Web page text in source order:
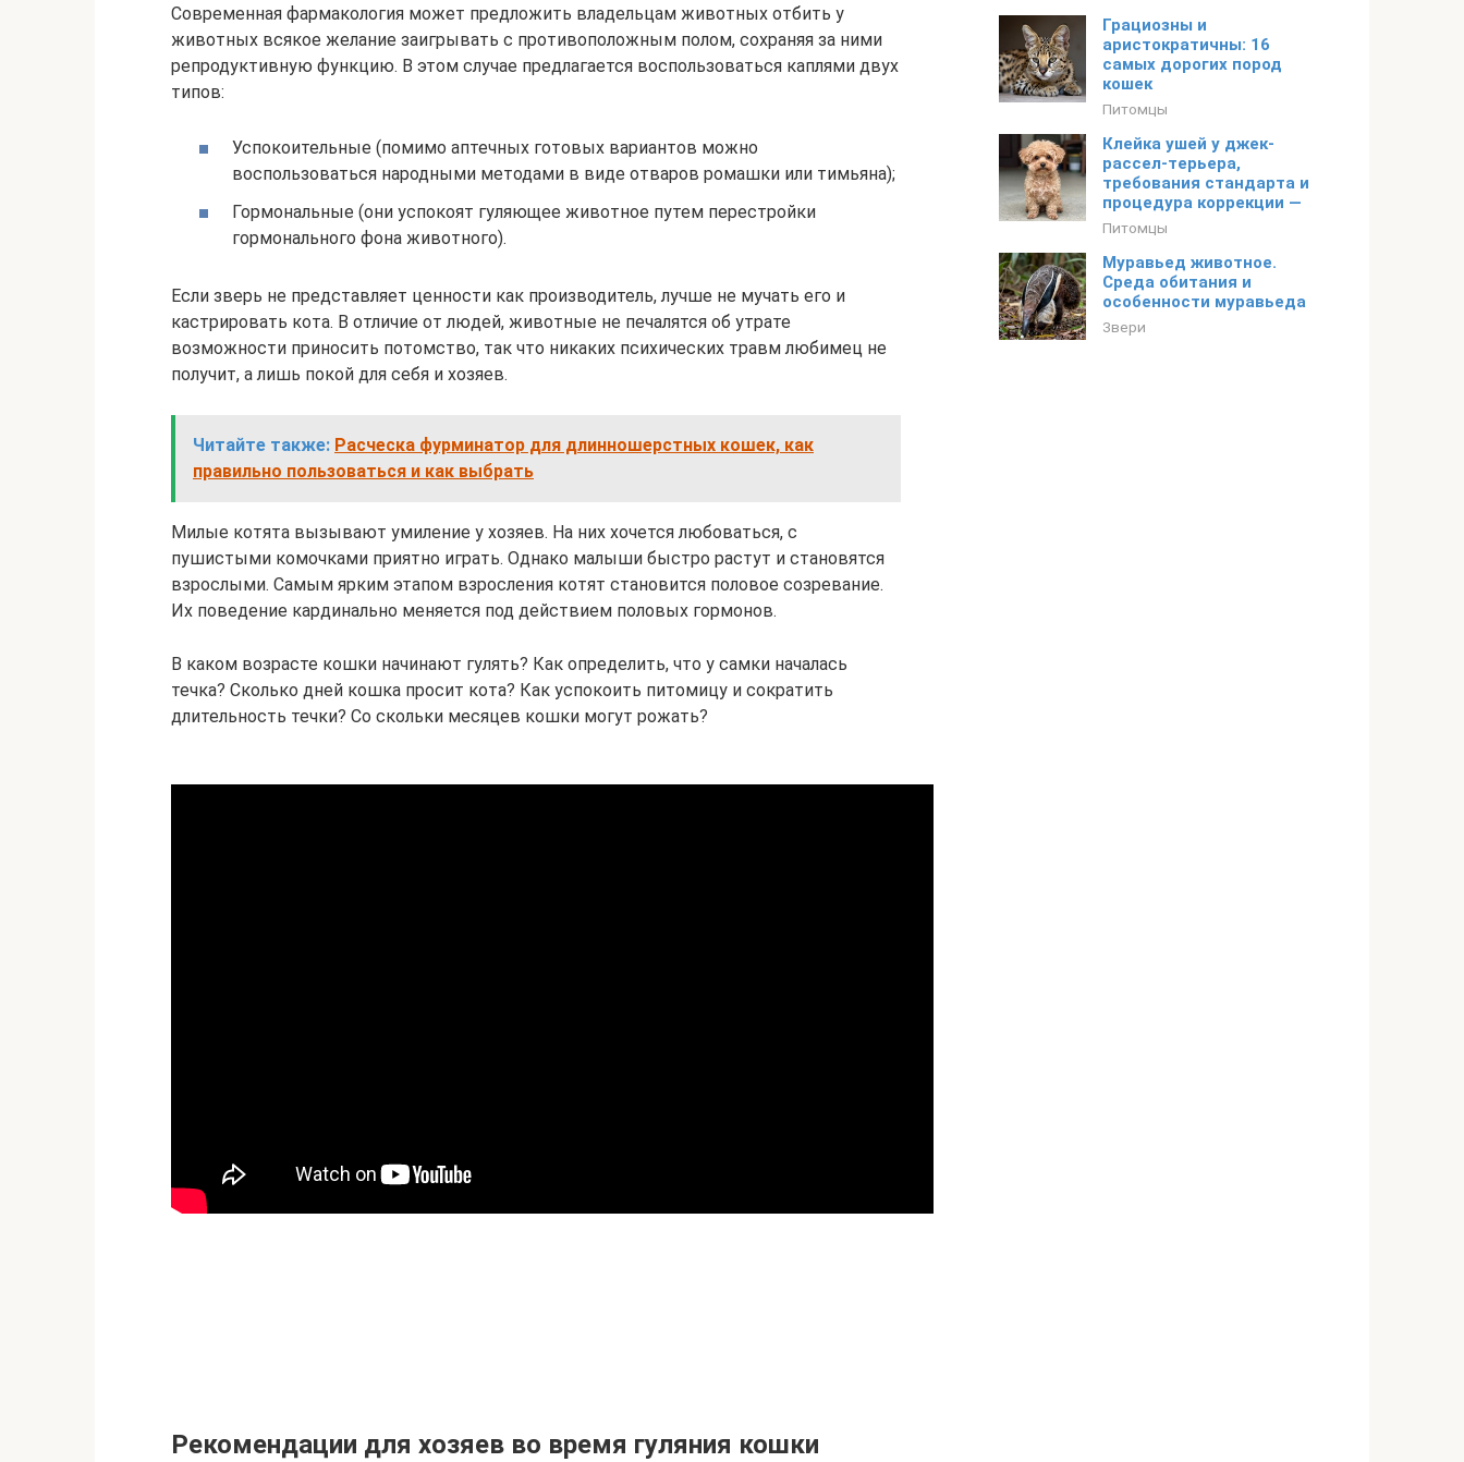
Современная фармакология может предложить владельцам животных отбить у
животных всякое желание заигрывать с противоположным полом, сохраняя за ними
репродуктивную функцию. В этом случае предлагается воспользоваться каплями двух
типов:
Успокоительные (помимо аптечных готовых вариантов можно
воспользоваться народными методами в виде отваров ромашки или тимьяна);
Гормональные (они успокоят гуляющее животное путем перестройки
гормонального фона животного).
Если зверь не представляет ценности как производитель, лучше не мучать его и
кастрировать кота. В отличие от людей, животные не печалятся об утрате
возможности приносить потомство, так что никаких психических травм любимец не
получит, а лишь покой для себя и хозяев.
Читайте также: Расческа фурминатор для длинношерстных кошек, как
правильно пользоваться и как выбрать
Милые котята вызывают умиление у хозяев. На них хочется любоваться, с
пушистыми комочками приятно играть. Однако малыши быстро растут и становятся
взрослыми. Самым ярким этапом взросления котят становится половое созревание.
Их поведение кардинально меняется под действием половых гормонов.
В каком возрасте кошки начинают гулять? Как определить, что у самки началась
течка? Сколько дней кошка просит кота? Как успокоить питомицу и сократить
длительность течки? Со скольки месяцев кошки могут рожать?
Рекомендации для хозяев во время гуляния кошки
Грациозны и
аристократичны: 16
самых дорогих пород
кошек
Питомцы
Клейка ушей у джек-
рассел-терьера,
требования стандарта и
процедура коррекции —
Питомцы
Муравьед животное.
Среда обитания и
особенности муравьеда
Звери